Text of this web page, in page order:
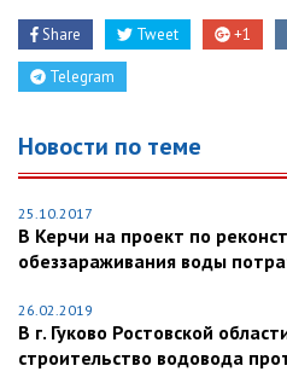
Share Tweet +1
Telegram
Новости по теме
25.10.2017
В Керчи на проект по
обеззараживания воды
26.02.2019
В г. Гуково Ростовской
строительство водовода